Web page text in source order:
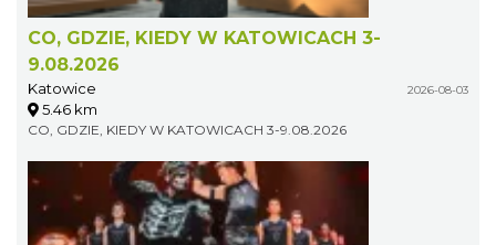
CO, GDZIE, KIEDY W KATOWICACH 3-
9.08.2026
Katowice 2026-08-03
5.46 km
CO, GDZIE, KIEDY W KATOWICACH 3-9.08.2026